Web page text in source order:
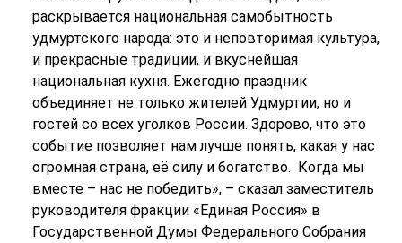
раскрывается национальная самобытность
удмуртского народа: это и неповторимая культура,
и прекрасные традиции, и вкуснейшая
национальная кухня. Ежегодно праздник
объединяет не только жителей Удмуртии, но и
гостей со всех уголков России. Здорово, что это
событие позволяет нам лучше понять, какая у нас
огромная страна, её силу и богатство. Когда мы
вместе – нас не победить», – сказал заместитель
руководителя фракции «Единая Россия» в
Государственной Думы Федерального Собрания